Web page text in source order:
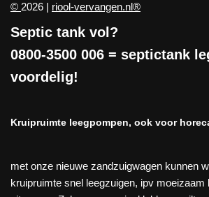
© 2026 | riool-vervangen.nl®
Septic tank vol?
0800-3500 006 = septictank
voordelig!
Kruipruimte leegpompen, ook voor
met onze nieuwe zandzuigwagen kunnen
kruipruimte snel leegzuigen, ipv moeizaam